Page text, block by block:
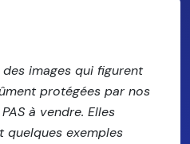
images qui figurent
protégées par nos
à vendre. Elles
quelques exemples